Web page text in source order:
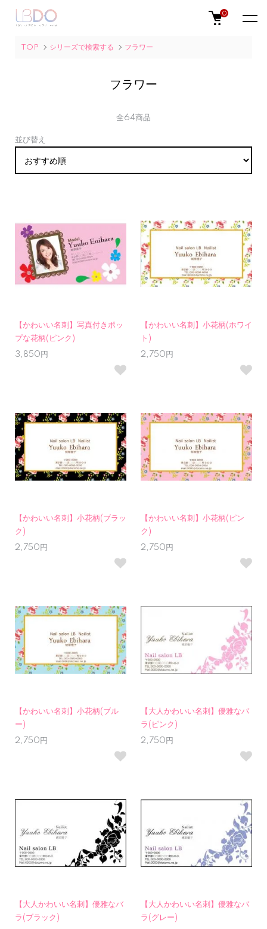
0
TOP シリーズで検索する フラワー
フラワー
全64商品
並び替え
【かわいい名刺】写真付きポッ
プな花柄(ピンク)
3,850円
【かわいい名刺】小花柄(ホワイ
ト)
2,750円
【かわいい名刺】小花柄(ブラッ
ク)
2,750円
【かわいい名刺】小花柄(ピン
ク)
2,750円
【かわいい名刺】小花柄(ブル
ー)
2,750円
【大人かわいい名刺】優雅なバ
ラ(ピンク)
2,750円
【大人かわいい名刺】優雅なバ
ラ(ブラック)
【大人かわいい名刺】優雅なバ
ラ(グレー)